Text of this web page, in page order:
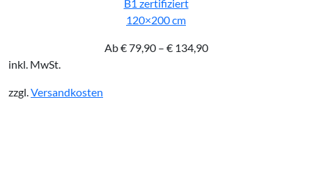
B1 zertifiziert
120×200 cm
Ab€79,90– €134,90
inkl. MwSt.
zzgl. Versandkosten